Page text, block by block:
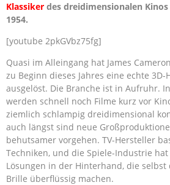
Klassiker des dreidimensionalen Kinos
1954.
[youtube 2pkGVbz75fg]
Quasi im Alleingang hat James
zu Beginn dieses Jahres eine echte 3D-
ausgelöst. Die Branche ist in Aufruhr.
werden schnell noch Filme kurz vor
ziemlich schlampig dreidimensional
auch längst sind neue
behutsamer vorgehen. TV-Hersteller
Techniken, und die Spiele-Industrie
Lösungen in der Hinterhand, die selbst
Brille überflüssig machen.